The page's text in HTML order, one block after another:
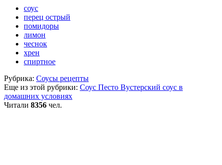
соус
перец острый
помидоры
лимон
чеснок
хрен
спиртное
Рубрика: Соусы рецепты
Еще из этой рубрики: Соус Песто Вустерский соус в
домашних условиях
Читали 8356 чел.